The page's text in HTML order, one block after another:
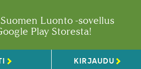
Luonto -sovellus
Play Storesta!
KIRJAUDU